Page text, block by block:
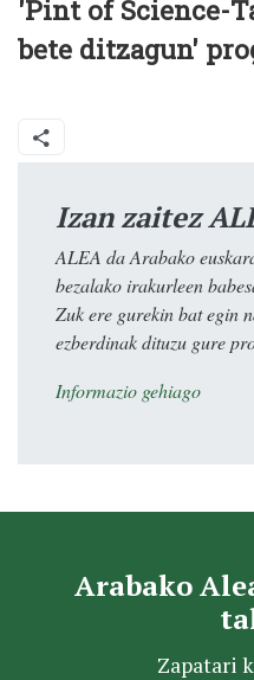
'Pint of Science-
bete ditzagun'
Izan zaitez
ALEA da Arabako
bezalako irakurleen
Zuk ere gurekin bat egin
ezberdinak dituzu gure
Informazio gehiago
Arabako
Zapatari